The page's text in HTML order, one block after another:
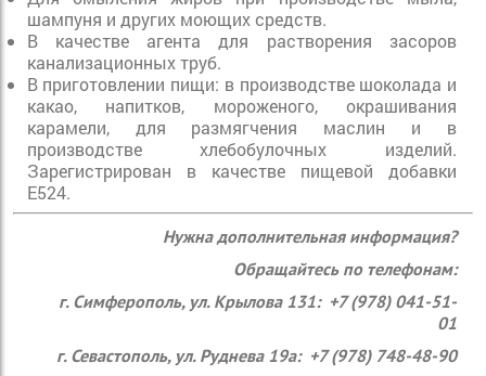
шампуня и других моющих средств.
В качестве агента для растворения засоров
канализационных труб.
В приготовлении пищи: в производстве шоколада и
какао, напитков, мороженого, окрашивания
карамели, для размягчения маслин и в
производстве хлебобулочных изделий.
Зарегистрирован в качестве пищевой добавки
E524.
Нужна дополнительная информация?
Обращайтесь по телефонам:
г. Симферополь, ул. Крылова 131: +7 (978) 041-51-
01
г. Севастополь, ул. Руднева 19а: +7 (978) 748-48-90